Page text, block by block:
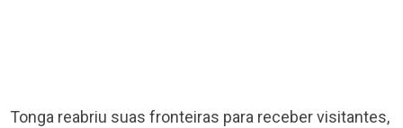
Tonga reabriu suas fronteiras para receber visitantes,